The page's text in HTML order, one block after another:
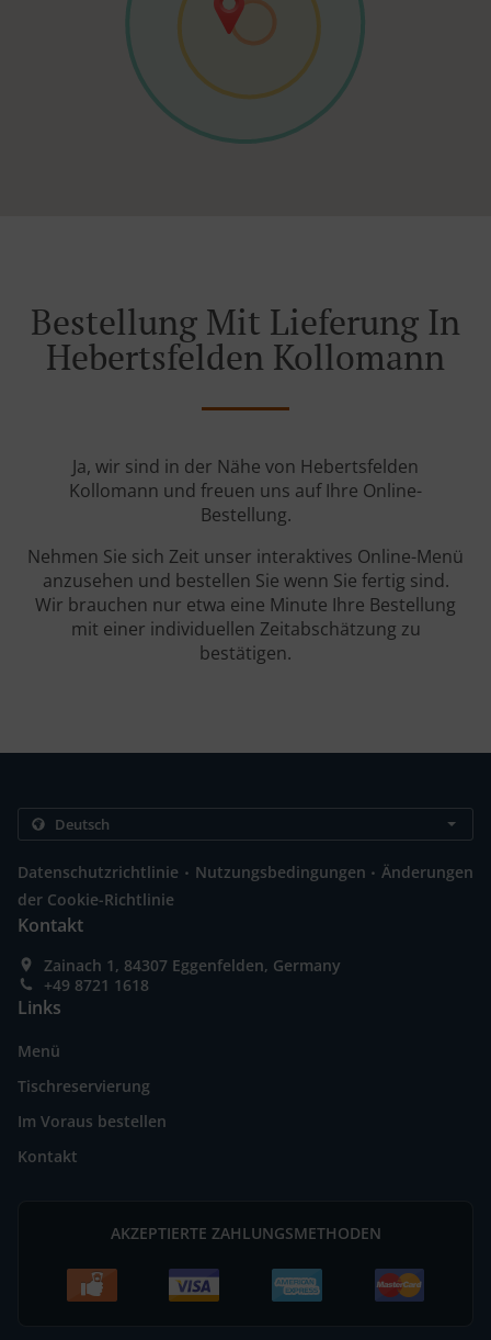
Bestellung Mit Lieferung In
Hebertsfelden Kollomann
Ja, wir sind in der Nähe von Hebertsfelden
Kollomann und freuen uns auf Ihre Online-
Bestellung.
Nehmen Sie sich Zeit unser interaktives Online-Menü
anzusehen und bestellen Sie wenn Sie fertig sind.
Wir brauchen nur etwa eine Minute Ihre Bestellung
mit einer individuellen Zeitabschätzung zu
bestätigen.
Datenschutzrichtlinie . Nutzungsbedingungen . Änderungen
der Cookie-Richtlinie
Kontakt
Zainach 1, 84307 Eggenfelden, Germany
+49 8721 1618
Links
Menü
Tischreservierung
Im Voraus bestellen
Kontakt
AKZEPTIERTE ZAHLUNGSMETHODEN